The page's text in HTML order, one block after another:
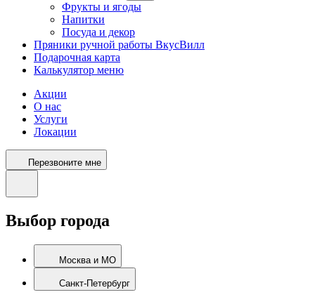
Фрукты и ягоды
Напитки
Посуда и декор
Пряники ручной работы ВкусВилл
Подарочная карта
Калькулятор меню
Акции
О нас
Услуги
Локации
Перезвоните мне
Выбор города
Москва и МО
Санкт-Петербург